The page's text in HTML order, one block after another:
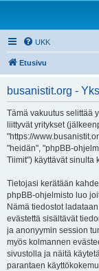
UKK
Etusivu
busanistit.org -
Tämä vakuutus selittää
liittyvät yritykset
"https://
"heidän", "phpBB-
Tiimit") käyttävät sinulta
Tietojasi kerätään
phpBB-ohjelmisto luo
Nämä tiedostot
evästettä sisältävät
ja anonyymin session
myös kolmannen
sivustolla ja näitä
parantaen